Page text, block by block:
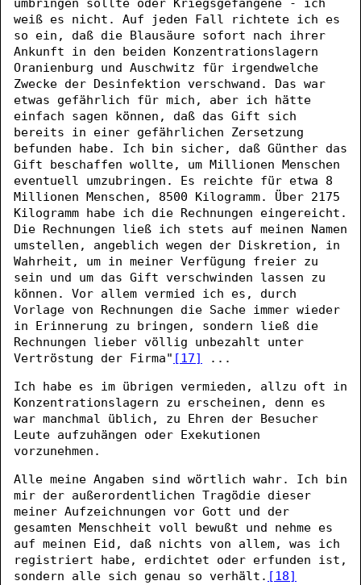
umbringen sollte oder Kriegsgefangene - ich
weiß es nicht. Auf jeden Fall richtete ich es
so ein, daß die Blausäure sofort nach ihrer
Ankunft in den beiden Konzentrationslagern
Oranienburg und Auschwitz für irgendwelche
Zwecke der Desinfektion verschwand. Das war
etwas gefährlich für mich, aber ich hätte
einfach sagen können, daß das Gift sich
bereits in einer gefährlichen Zersetzung
befunden habe. Ich bin sicher, daß Günther das
Gift beschaffen wollte, um Millionen Menschen
eventuell umzubringen. Es reichte für etwa 8
Millionen Menschen, 8500 Kilogramm. Über 2175
Kilogramm habe ich die Rechnungen eingereicht.
Die Rechnungen ließ ich stets auf meinen Namen
umstellen, angeblich wegen der Diskretion, in
Wahrheit, um in meiner Verfügung freier zu
sein und um das Gift verschwinden lassen zu
können. Vor allem vermied ich es, durch
Vorlage von Rechnungen die Sache immer wieder
in Erinnerung zu bringen, sondern ließ die
Rechnungen lieber völlig unbezahlt unter
Vertröstung der Firma" [17]
...
Ich habe es im übrigen vermieden, allzu oft in
Konzentrationslagern zu erscheinen, denn es
war manchmal üblich, zu Ehren der Besucher
Leute aufzuhängen oder Exekutionen
vorzunehmen.
Alle meine Angaben sind wörtlich wahr. Ich bin
mir der außerordentlichen Tragödie dieser
meiner Aufzeichnungen vor Gott und der
gesamten Menschheit voll bewußt und nehme es
auf meinen Eid, daß nichts von allem, was ich
registriert habe, erdichtet oder erfunden ist,
sondern alle sich genau so verhält. [18]